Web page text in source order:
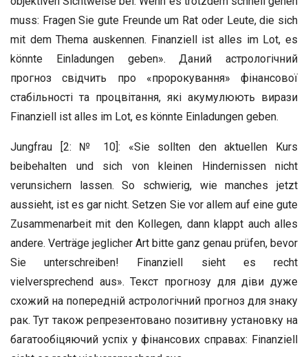
muss: Fragen Sie gute Freunde um Rat oder Leute, die sich
mit dem Thema auskennen. Finanziell ist alles im Lot, es
könnte Einladungen geben». Даний астрологічний
прогноз свідчить про «пророкування» фінансової
стабільності та процвітання, які акумулюють вирази
Finanziell ist alles im Lot, es könnte Einladungen geben.
Jungfrau [2: № 10]: «Sie sollten den aktuellen Kurs
beibehalten und sich von kleinen Hindernissen nicht
verunsichern lassen. So schwierig, wie manches jetzt
aussieht, ist es gar nicht. Setzen Sie vor allem auf eine gute
Zusammenarbeit mit den Kollegen, dann klappt auch alles
andere. Verträge jeglicher Art bitte ganz genau prüfen, bevor
Sie unterschreiben! Finanziell sieht es recht
vielversprechend aus». Текст прогнозу для діви дуже
схожий на попередній астрологічний прогноз для знаку
рак. Тут також репрезентовано позитивну установку на
багатообіцяючий успіх у фінансових справах: Finanziell